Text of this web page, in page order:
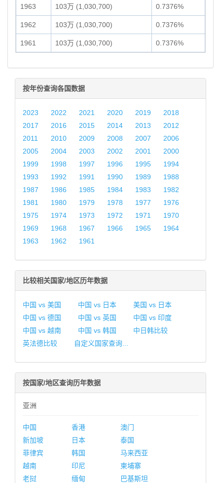
1963 103万 (1,030,700) 0.7376%
1962 103万 (1,030,700) 0.7376%
1961 103万 (1,030,700) 0.7376%
按年份查询各国数据
2023 2022 2021 2020 2019
2018
2017
2016 2015 2014 2013
2012
2011
2010 2009 2008 2007
2006
2005
2004 2003 2002 2001
2000
1999
1998 1997 1996 1995
1994
1993
1992 1991 1990 1989
1988
1987
1986 1985 1984 1983
1982
1981
1980 1979 1978 1977
1976
1975
1974 1973 1972 1971
1970
1969
1968 1967 1966 1965
1964
1963
1962 1961
比较相关国家/地区历年数据
中国 vs 美国 中国 vs 日本
美国 vs 日本
中国 vs 德国
中国 vs 英国
中国 vs 印度
中国 vs 越南
中国 vs 韩国
中日韩比较
英法德比较
自定义国家查询...
按国家/地区查询历年数据
亚洲
中国 香港
澳门
新加坡
日本
泰国
菲律宾
韩国
马来西亚
越南
印尼
柬埔寨
老挝
缅甸
巴基斯坦